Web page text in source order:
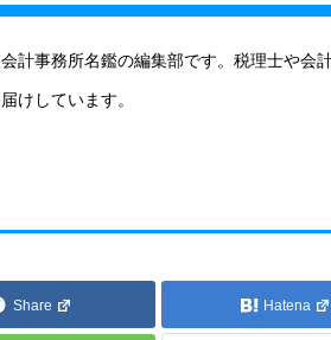
会計事務所名鑑の編集部です。税理士や会
届けしています。
Share Hatena